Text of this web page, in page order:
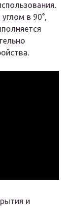
в 90°,
и